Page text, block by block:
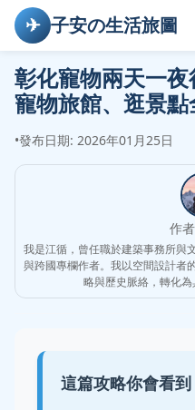
✈ 子安の生活旅圖
彰化寵物兩天一
寵物旅館、逛景
•發布日期: 2026年01月25日
作者
我是江循，曾任職於建築事務所與
與跨國專欄作者。我以空間設計者
略與歷史脈絡，轉化為
這篇攻略你會看到